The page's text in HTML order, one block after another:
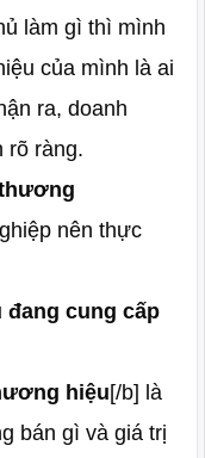
làm gì thì mình
của mình là ai
ra, doanh
rõ ràng.
nên thực
cung cấp
hiệu[/b] là
bán gì và giá trị